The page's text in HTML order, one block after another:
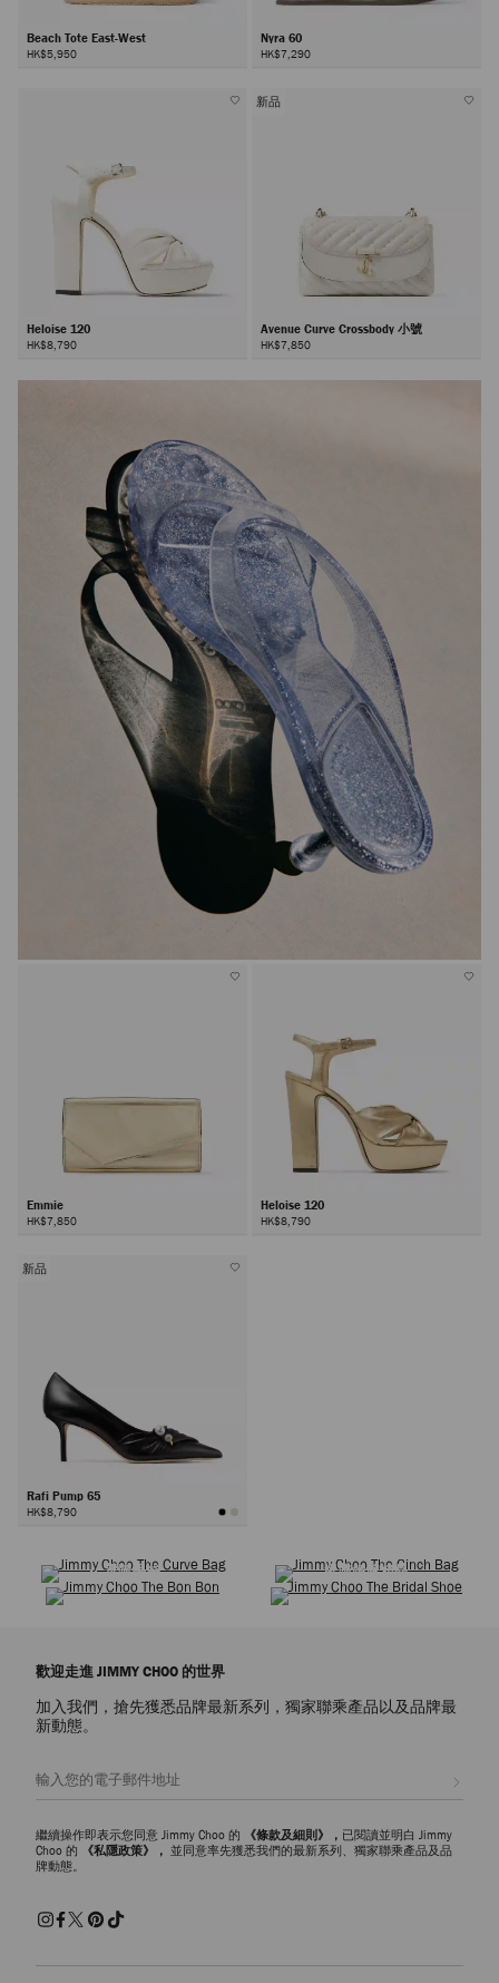
Beach Tote East-West
HK$5,950
Nyra 60
HK$7,290
Heloise 120
HK$8,790
新品
Avenue Curve Crossbody 小號
HK$7,850
Emmie
HK$7,850
Heloise 120
HK$8,790
新品
Rafi Pump 65
HK$8,790
選購手袋
選購婚嫁精品
歡迎走進 JIMMY CHOO 的世界
加入我們，搶先獲悉品牌最新系列，獨家聯乘產品以及品牌最
新動態。
繼續操作即表示您同意 Jimmy Choo 的 《條款及細則》， 已閱讀並明白 Jimmy
Choo 的
《私隱政策》， 並同意率先獲悉我們的最新系列、獨家聯乘產品及品
牌動態。